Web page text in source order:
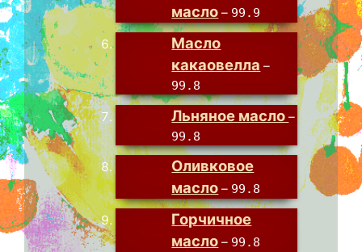
масло – 99.9
Масло
какаовелла –
99.8
Льняное масло–
99.8
Оливковое
масло – 99.8
Горчичное
масло – 99.8